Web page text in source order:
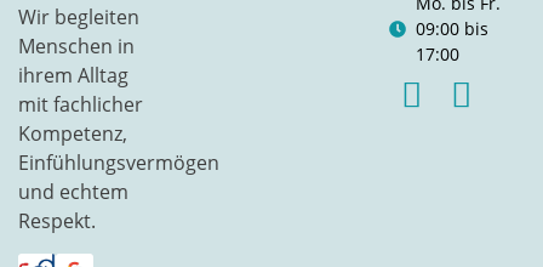
Wir begleiten
Menschen in
ihrem Alltag
mit fachlicher
Kompetenz,
Einfühlungsvermögen
und echtem
Respekt.
09:00 bis
17:00